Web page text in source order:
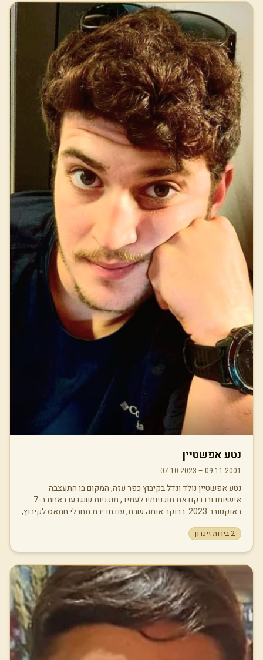
ולהשתפר. בדברים שהיו חשובים לו השקיע ללא פשרות, מתוך הבנה
עמוקה שהדרך להשגת מטרותיו תלויה בו עצמו. כילד אהב מאוד
לבנות בלגו ולשחות. במהלך שנות התיכון פיתח אהבה גדולה למוזיקה
- החל ללמוד לנגן על תופים ובנה לעצמו אוסף תקליטים גדול
ומשמעותי, ופלייליסט בן מאות שירים בספוטיפיי. מתן אהב להתאמן
בחדר כושר ולרוץ, והיה מחובר לים ולטבע. בכל פעם שחזר מהצבא
נהג לקנות לעצמו תקליט חדש, ללכת לים, לצאת לפיקניק בטבע עם
שישית בירות, לנגן - ובמיוחד אהב להיפגש ולבלות עם חבריו הטובים.
מתן אהב במיוחד בירה, וחבריו מספרים כי לאחר שסיים את כוס
הבירה שלו, נהג לסיים את הכוסות של אלו מחבריו שלא סיימו את
שלהם. את שירותו הצבאי החל בקורס טיס. לאחר 10 טיסות שוחרר
מהקורס. למרות שהוצעו לו תפקידים רבים, הוא החליט להמתין
למיוניי סיירות, מה שהביא לכך שהיה צריך להמתין במסגרת דחיית
שרות של כשלושה חודשים. במיונים נבחר להמשיך ולשרת ביחידה
מיוחדת ומסווגת בחיל השריון - מלא"ר, מלך האריות. מתן אהב מאוד
את הטנק ואת השירות ביחידה והיה גאה להשתייך אליה. הוא סיים
טירונות, קורס מקצועות וקורם מפקדי טנקים. במהלך ההכשרות
שהה מספר פעמים ברצועת עזה, במסגרת מלחמת חרבות ברזל. עם
סיום קורס המפקדים בחר לפקד על חיילים בקורס מקצועות ולהיות
"גנן", ולאחר מכן לצאת לקורס קצינים. לאחר קורס הקצינים הוצע לו
להשאר בביה"ס לשריון ולהדריך, אך הוא התעקש לקחת על עצמו
תפקיד מבצעי משמעותי, בהובלת צוות לוחמי מלא"ר בלחימה בעזה,
לימים נודע הצוות כ'צוות אברם'. כשם שנקרא מתן מימיו בתיכון. מתן
נפרד מאיתנו ב־8 בספטמבר 2025 עם כל חברי צוות אברם, גדי קוטל,
עמית רגב ואורי למד, בעת שהטנק שלהם הוצב בעמדת שמירה מחוץ
למגנן בפאתי ג'באליה שבעזה. מתן היה בן, אח, חבר ומפקד אהוב.
אדם ערכי, מסור, נחוש, צנוע, עצמתי, אוהב חיים ואם זאת בלט בשקט
הפנימי והחיצוני שלו. הוא ממשיך לחיות בלב משפחתו, חבריו וכל מי
שזכה להכירו.
נטע אפשטיין
09.11.2001
–
07.10.2023
נטע אפשטיין נולד וגדל בקיבוץ כפר עזה, המקום בו התעצבה
אישיותו ובו רקם את תוכניותיו לעתיד, תוכניות שנגדעו באחת ב-7
באוקטובר 2023. בבוקר אותה שבת, עם חדירת מחבלי חמאס לקיבוץ,
"דור צעיר". כאשר המחבלים פרצו לדירה והשליכו רימונים לתוך
כדי להציל את חייה של אירן אהובתו. מגיל צעיר בלט נטע בנוכחותו
הספורטיבית והחברתית. הוא עמד בין הקורות כשוער בקבוצות
הנערים והנוער של מועדון הכדורגל הפועל באר שבע, וכן הגן על
שערה של קבוצת "שועלי הכפר" המקומית. נטע היה תמיד עטוף
חברים, אקטיביסט מטבעו ואדם שלא יכול היה לעמוד מנגד נוכח
מציאות מורכבת. הוא ניחן ברגישות חברתית יוצאת דופן, ראה תמיד
את האנשים "השקופים" והמוחלשים בחברה, ופעל מתוך מחויבות
עמוקה לשילובם, עשייה שהחלה עוד בהיותו נער, עת חנך וליווה
2 בירות זיכרון